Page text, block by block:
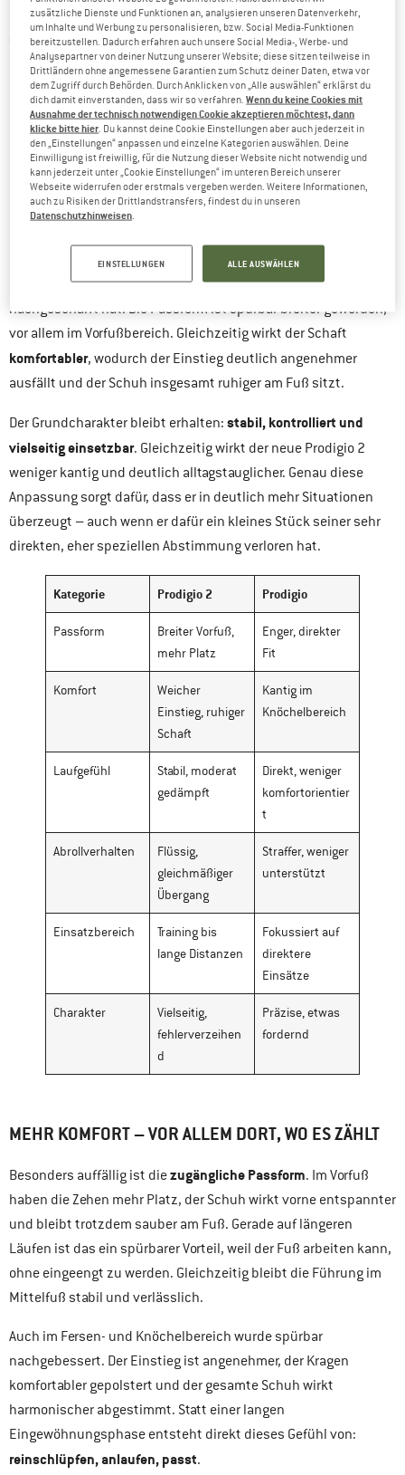
Ein Detail, das zusätzlich positiv auffällt: Die neueren
Colorways wirken moderner. Wer mit den klassischen La
Sportiva Farben bislang wenig anfangen konnte, findet hier
deutlich harmonischere Varianten. Einen Überblick über das
Sortiment bekommst Du bei denTrailrunningschuhen von La
Sportiva.
PRODIGIO 2 VS. PRODIGIO: DIE WICHTIGSTEN
UNTERSCHIEDE
Im direkten Vergleich zum ersten Prodigio zeigt sich schnell,
dass La Sportiva gezielt an den entscheidenden Stellen
nachgeschärft hat. Die Passform ist spürbar breiter geworden,
vor allem im Vorfußbereich. Gleichzeitig wirkt der Schaft
komfortabler, wodurch der Einstieg deutlich angenehmer
ausfällt und der Schuh insgesamt ruhiger am Fuß sitzt.
Der Grundcharakter bleibt erhalten: stabil, kontrolliert und
vielseitig einsetzbar. Gleichzeitig wirkt der neue Prodigio 2
weniger kantig und deutlich alltagstauglicher. Genau diese
Anpassung sorgt dafür, dass er in deutlich mehr Situationen
überzeugt – auch wenn er dafür ein kleines Stück seiner sehr
direkten, eher speziellen Abstimmung verloren hat.
Kategorie Prodigio 2 Prodigio
Passform
Breiter Vorfuß,
mehr Platz
Enger, direkter
Fit
Komfort
Weicher
Einstieg, ruhiger
Schaft
Kantig im
Knöchelbereich
Laufgefühl
Stabil, moderat
gedämpft
Direkt, weniger
komfortorientier
t
Abrollverhalten
Flüssig,
gleichmäßiger
Übergang
Straffer, weniger
unterstützt
Einsatzbereich
Training bis
lange Distanzen
Fokussiert auf
direktere
Einsätze
Charakter
Vielseitig,
fehlerverzeihen
d
Präzise, etwas
fordernd
MEHR KOMFORT – VOR ALLEM DORT, WO ES ZÄHLT
Besonders auffällig ist diezugängliche Passform. Im Vorfuß
haben die Zehen mehr Platz, der Schuh wirkt vorne entspannter
und bleibt trotzdem sauber am Fuß. Gerade auf längeren
Läufen ist das ein spürbarer Vorteil, weil der Fuß arbeiten kann,
ohne eingeengt zu werden. Gleichzeitig bleibt die Führung im
Mittelfuß stabil und verlässlich.
Auch im Fersen- und Knöchelbereich wurde spürbar
nachgebessert. Der Einstieg ist angenehmer, der Kragen
komfortabler gepolstert und der gesamte Schuh wirkt
harmonischer abgestimmt. Statt einer langen
Eingewöhnungsphase entsteht direkt dieses Gefühl von:
reinschlüpfen, anlaufen, passt.
zusätzliche Dienste und Funktionen an, analysieren unseren Datenverkehr,
um Inhalte und Werbung zu personalisieren, bzw. Social Media-Funktionen
bereitzustellen. Dadurch erfahren auch unsere Social Media-, Werbe- und
Analysepartner von deiner Nutzung unserer Website; diese sitzen teilweise in
Drittländern ohne angemessene Garantien zum Schutz deiner Daten, etwa vor
dem Zugriff durch Behörden. Durch Anklicken von „Alle auswählen“ erklärst du
dich damit einverstanden, dass wir so verfahren.Wenn du keine Cookies mit
Ausnahme der technisch notwendigen Cookie akzeptieren möchtest, dann
klicke bitte hier . Du kannst deine Cookie Einstellungen aber auch jederzeit in
den „Einstellungen“ anpassen und einzelne Kategorien auswählen. Deine
Einwilligung ist freiwillig, für die Nutzung dieser Website nicht notwendig und
kann jederzeit unter „Cookie Einstellungen“ im unteren Bereich unserer
Webseite widerrufen oder erstmals vergeben werden. Weitere Informationen,
auch zu Risiken der Drittlandstransfers, findest du in unseren
Datenschutzhinweisen
EINSTELLUNGEN ALLE AUSWÄHLEN